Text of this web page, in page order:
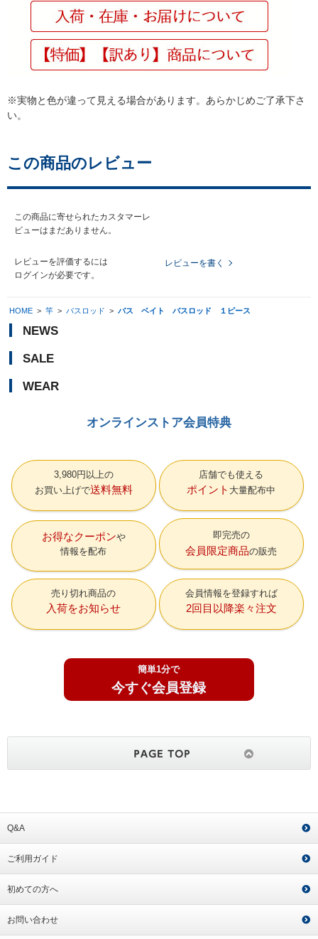
※実物と色が違って見える場合があります。あらかじめご了承下さ
い。
この商品のレビュー
この商品に寄せられたカスタマーレ
ビューはまだありません。
レビューを評価するには
ログインが必要です。
レビューを書く
HOME > 竿 > バスロッド > バス ベイト バスロッド １ピース
NEWS
SALE
WEAR
オンラインストア会員特典
3,980円以上の
お買い上げで送料無料
店舗でも使える
ポイント 大量配布中
お得なクーポン
情報を配布
即完売の
会員限定商品の販売
売り切れ商品の
入荷をお知らせ
会員情報を登録すれば
2回目以降楽々注文
簡単1分で
今すぐ会員登録
Q&A
ご利用ガイド
初めての方へ
お問い合わせ